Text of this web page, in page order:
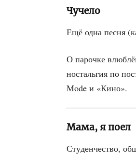
Чучело
Ещё одна пес­ня
О пароч­ке
носталь­гия по
Mode и «Кино».
Мама, я поел
Сту­ден­че­ство,